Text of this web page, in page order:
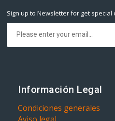
Sign up to Newsletter for get special
Información Legal
Condiciones generales